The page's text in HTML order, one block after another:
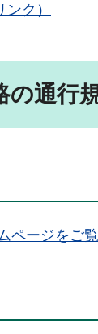
ンク）
の通行
ページをご